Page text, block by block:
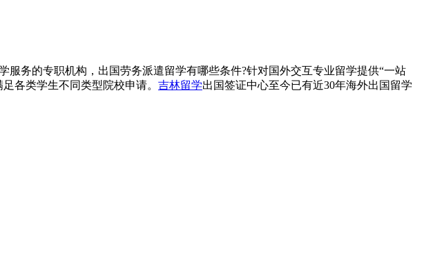
务的专职机构，出国劳务派遣留学有哪些条件?针对国外交互专业留学提供“一站
各类学生不同类型院校申请。 吉林留学出国签证中心至今已有近30年海外出国留学